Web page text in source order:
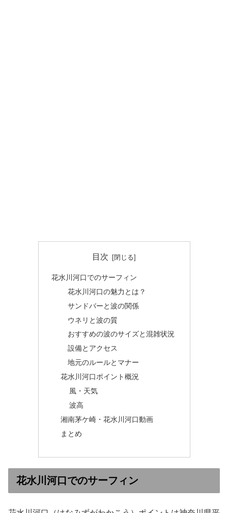
目次
花水川河口でのサーフィン
花水川河口の魅力とは？
サンドバーと波の関係
ウネリと波の質
おすすめの波のサイズと混雑状況
設備とアクセス
地元のルールとマナー
花水川河口ポイント概況
風・天気
波高
湘南茅ケ崎・花水川河口動画
まとめ
花水川河口でのサーフィン